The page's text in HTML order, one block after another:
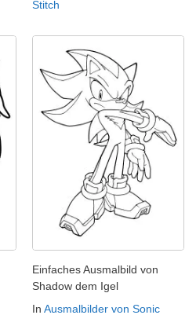
Stitch
Einfaches Ausmalbild von
Shadow dem Igel
In Ausmalbilder von Sonic